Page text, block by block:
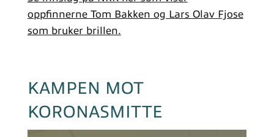
oppfinnerne Tom Bakken og Lars Olav Fjose
som bruker brillen.
KAMPEN MOT
KORONASMITTE